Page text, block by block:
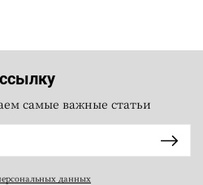
самые важные статьи
данных